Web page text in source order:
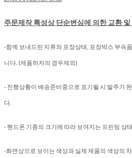
주문제작 특성상 단순변심에 의한 교환
-함께 보내드린 지류와 포장상태, 포장박스 부속
니다. (제품하자의 경우제외)
- 진행상황이 배송준비중으로 표기될 시 발주가
다.
- 핸드폰 기종의 크기에 따라 보여지는 프린팅 상
-화면상으로 보이는 색상과 실제 제품의 색상의